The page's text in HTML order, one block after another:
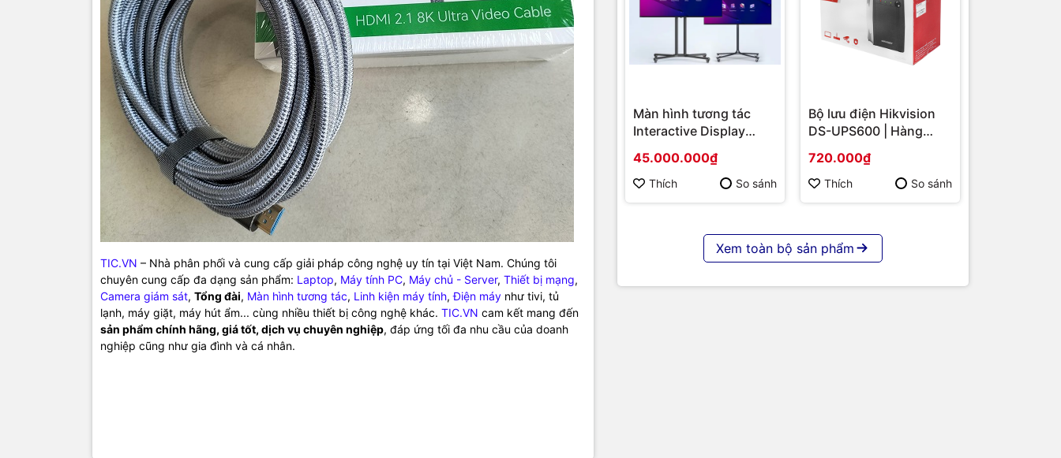
TIC.VN – Nhà phân phối và cung cấp giải pháp công nghệ uy tín tại Việt Nam. Chúng tôi
chuyên cung cấp đa dạng sản phẩm: Laptop, Máy tính PC, Máy chủ - Server, Thiết bị mạng,
Camera giám sát, Tổng đài, Màn hình tương tác, Linh kiện máy tính,Điện máy như tivi, tủ
lạnh, máy giặt, máy hút ẩm... cùng nhiều thiết bị công nghệ khác. TIC.VN cam kết mang đến
sản phẩm chính hãng, giá tốt, dịch vụ chuyên nghiệp, đáp ứng tối đa nhu cầu của doanh
nghiệp cũng như gia đình và cá nhân.
Màn hình tương tác
Interactive Display
D5B86RB/FL 86 | Cấu
hình cao cấp | Hàng
chính hãng
45.000.000₫
Thích So sánh
Bộ lưu điện Hikvision
DS-UPS600 | Hàng
720.000₫
Thích So sánh
Xem toàn bộ sản phẩm